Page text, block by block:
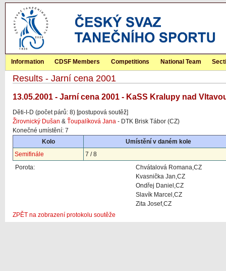
Information CDSF Members Competitions National Team
Results - Jarní cena 2001
13.05.2001 - Jarní cena 2001 - KaSS Kralupy nad
Děti-I-D (počet párů: 8) [postupová soutěž]
Žirovnický Dušan & Ťoupalíková Jana - DTK Brisk Tábor (CZ)
Konečné umístění: 7
Kolo
Umístění v daném kole
Semifinále
7 / 8
Porota:
Chvátalová Romana,CZ
Kvasnička Jan,CZ
Ondřej Daniel,CZ
Slavík Marcel,CZ
Zita Josef,CZ
ZPĚT na zobrazení protokolu soutěže